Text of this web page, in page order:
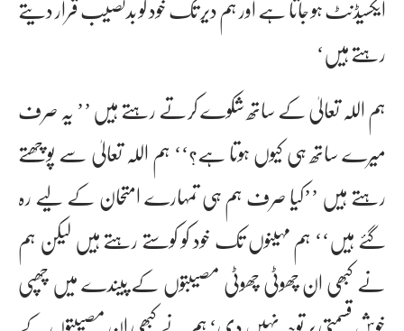
رہتے ہیں‘
ہم اللہ تعالیٰ کے ساتھ شکوے کرتے رہتے ہیں ’’ یہ صرف
میرے ساتھ ہی کیوں ہوتا ہے؟‘‘ ہم اللہ تعالیٰ سے پوچھتے
رہتے ہیں ’’کیا صرف ہم ہی تمہارے امتحان کے لیے رہ
گئے ہیں‘‘ ہم مہینوں تک خود کو کوستے رہتے ہیں لیکن ہم
نے کبھی ان چھوٹی چھوٹی مصیبتوں کے پیندے میں چھپی